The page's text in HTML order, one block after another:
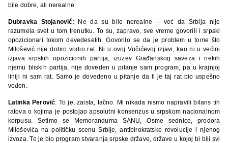
bile dobre, ali nerealne.
Dubravka Stojanović: Ne da su bile nerealne – već da Srbija nije
razumela svet u tom trenutku. To su, zapravo, sve vreme govorili i srpski
opozicionari tokom devedesetih. Govorilo se da je problem u tome što
Milošević nije dobro vodio rat. Ni u ovoj Vučićevoj izjavi, kao ni u većini
izjava srpskih opozicionih partija, izuzev Građanskog saveza i nekih
njemu bliskih partija, nije doveden u pitanje sam program, pa u krajnjoj
liniji ni sam rat. Samo je dovedeno u pitanje da li je taj rat bio uspešno
vođen.
Latinka Perović: To je, zaista, tačno. Mi nikada nismo napravili bilans tih
ratova o kojima je postojao apsolutni konsenzus u srpskom nacionalnom
korpusu. Setimo se Memoranduma SANU, Osme sednice, prodora
Miloševića na političku scenu Srbije, antibirokratske revolucije i njenog
izvoza. To je bio program stvaranja srpske države, države u kojoj bi bili svi